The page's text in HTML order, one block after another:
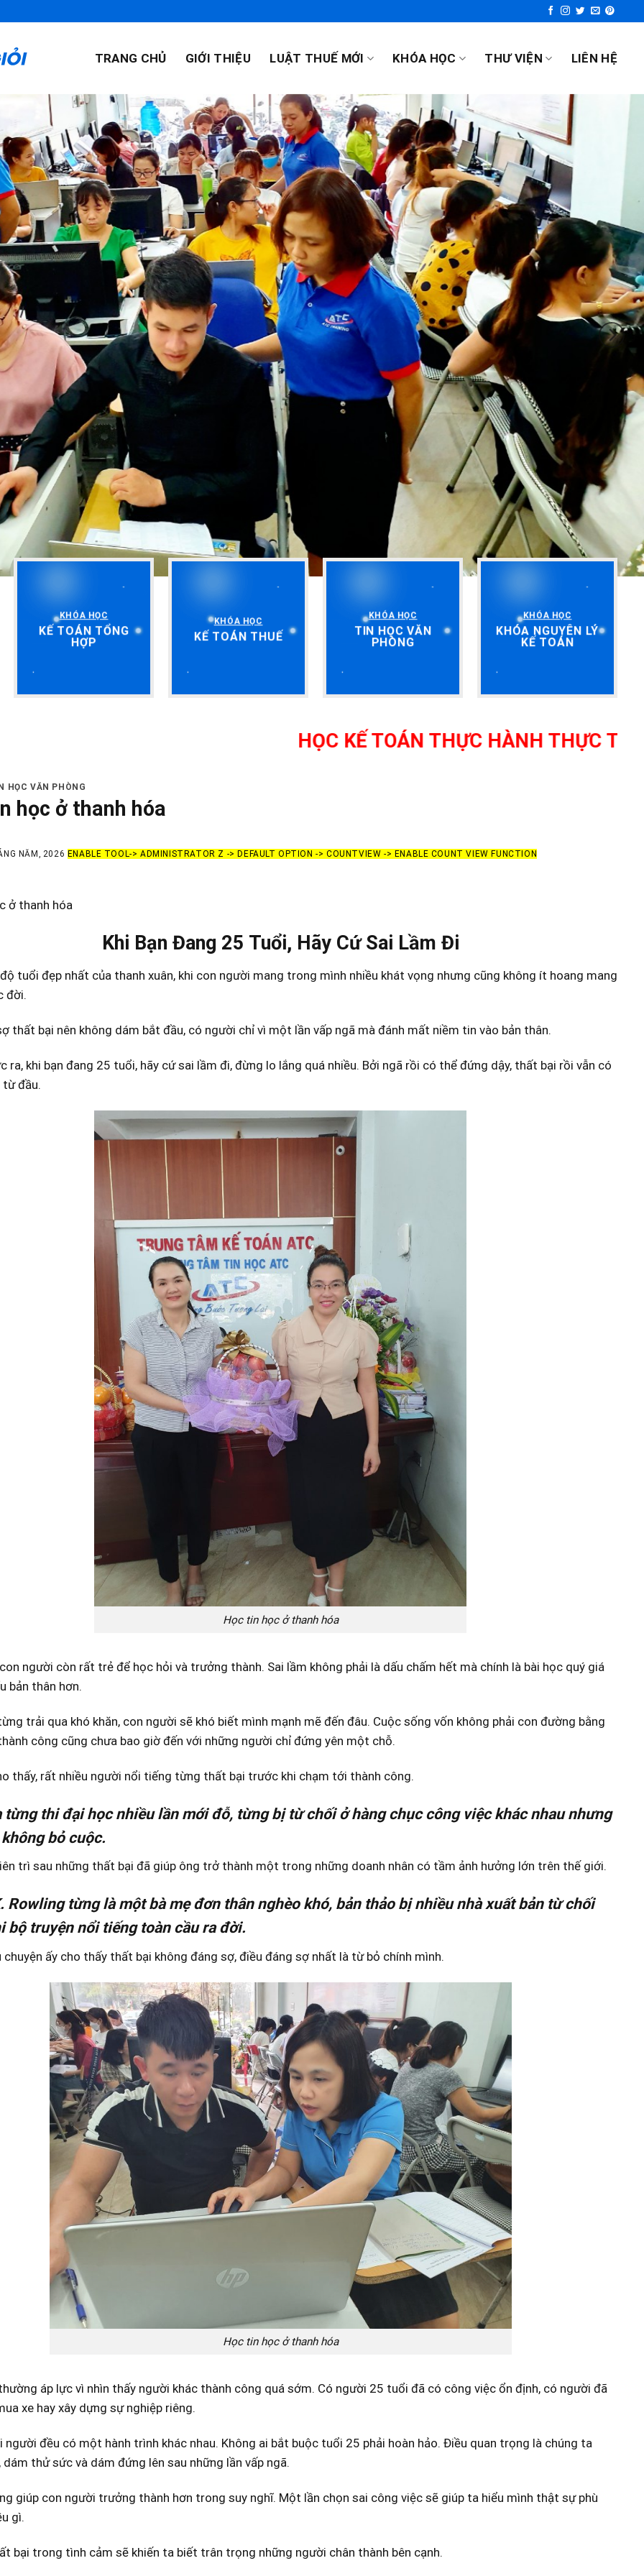
TRANG CHỦ GIỚI THIỆU LUẬT THUẾ MỚI KHÓA HỌC THƯ VIỆN LIÊN HỆ
KHÓA HỌC
KẾ TOÁN TỔNG
HỢP
KHÓA HỌC
KẾ TOÁN THUẾ
KHÓA HỌC
TIN HỌC VĂN
PHÒNG
KHÓA HỌC
KHÓA NGUYÊN LÝ
KẾ TOÁN
HỌC KẾ TOÁN THỰC HÀNH THỰC TẾ TẠI
HỌC VĂN PHÒNG
học ở thanh hóa
NĂM, 2026 ENABLE TOOL-> ADMINISTRATOR Z -> DEFAULT OPTION -> COUNTVIEW -> ENABLE COUNT VIEW FUNCTION
ở thanh hóa
Khi Bạn Đang 25 Tuổi, Hãy Cứ Sai Lầm Đi
tuổi đẹp nhất của thanh xuân, khi con người mang trong mình nhiều khát vọng nhưng cũng không ít hoang mang
đời.
thất bại nên không dám bắt đầu, có người chỉ vì một lần vấp ngã mà đánh mất niềm tin vào bản thân.
ra, khi bạn đang 25 tuổi, hãy cứ sai lầm đi, đừng lo lắng quá nhiều. Bởi ngã rồi có thể đứng dậy, thất bại rồi vẫn có
đầu.
Học tin học ở thanh hóa
người còn rất trẻ để học hỏi và trưởng thành. Sai lầm không phải là dấu chấm hết mà chính là bài học quý giá
bản thân hơn.
trải qua khó khăn, con người sẽ khó biết mình mạnh mẽ đến đâu. Cuộc sống vốn không phải con đường bằng
công cũng chưa bao giờ đến với những người chỉ đứng yên một chỗ.
thấy, rất nhiều người nổi tiếng từng thất bại trước khi chạm tới thành công.
từng thi đại học nhiều lần mới đỗ, từng bị từ chối ở hàng chục công việc khác nhau nhưng
bỏ cuộc.
trì sau những thất bại đã giúp ông trở thành một trong những doanh nhân có tầm ảnh hưởng lớn trên thế giới.
Rowling từng là một bà mẹ đơn thân nghèo khó, bản thảo bị nhiều nhà xuất bản từ chối
bộ truyện nổi tiếng toàn cầu ra đời.
chuyện ấy cho thấy thất bại không đáng sợ, điều đáng sợ nhất là từ bỏ chính mình.
Học tin học ở thanh hóa
áp lực vì nhìn thấy người khác thành công quá sớm. Có người 25 tuổi đã có công việc ổn định, có người đã
xe hay xây dựng sự nghiệp riêng.
người đều có một hành trình khác nhau. Không ai bắt buộc tuổi 25 phải hoàn hảo. Điều quan trọng là chúng ta
dám thử sức và dám đứng lên sau những lần vấp ngã.
giúp con người trưởng thành hơn trong suy nghĩ. Một lần chọn sai công việc sẽ giúp ta hiểu mình thật sự phù
gì.
bại trong tình cảm sẽ khiến ta biết trân trọng những người chân thành bên cạnh.